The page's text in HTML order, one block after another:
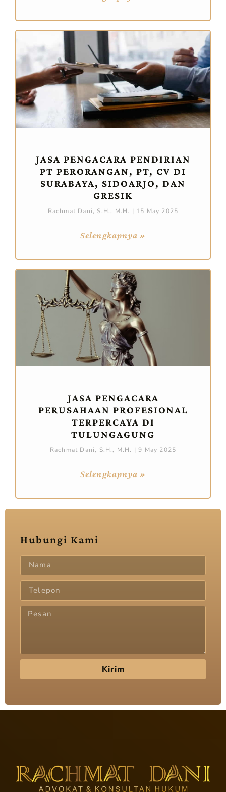
JASA PENGACARA PENDIRIAN
PT PERORANGAN, PT, CV DI
SURABAYA, SIDOARJO, DAN
GRESIK
Rachmat Dani, S.H., M.H. 15 May 2025
Selengkapnya »
JASA PENGACARA
PERUSAHAAN PROFESIONAL
TERPERCAYA DI
TULUNGAGUNG
Rachmat Dani, S.H., M.H. 9 May 2025
Selengkapnya »
Hubungi Kami
Kirim